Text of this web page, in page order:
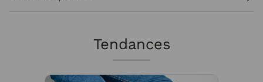
Tendances